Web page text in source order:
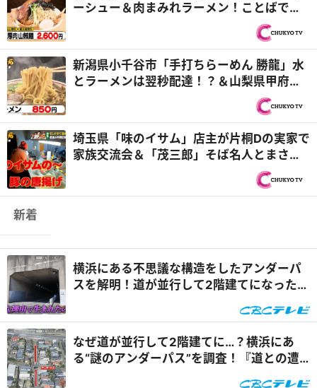
ーシュー＆肉まみれラーメン！ことばで愛
新潟県小千谷市「手打ちらーめん 勝龍」水
とラーメンは翌秒配達！？＆山梨県甲府市
埼玉県「味のイサム」店主が片桐Dの実家で
家族交流会＆「茂三郎」そば名人とまさか
新着
横浜にある不思議な構造をしたアンダーパ
スを解明！道が並行して2階建てになったワ
なぜ道が並行して2階建てに…？横浜にあ
る“謎のアンダーパス”を調査！『道との遭